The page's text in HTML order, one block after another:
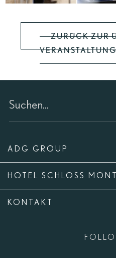
ZURÜCK ZUR
ADG GROUP
HOTEL SCHLOSS
KONTAKT